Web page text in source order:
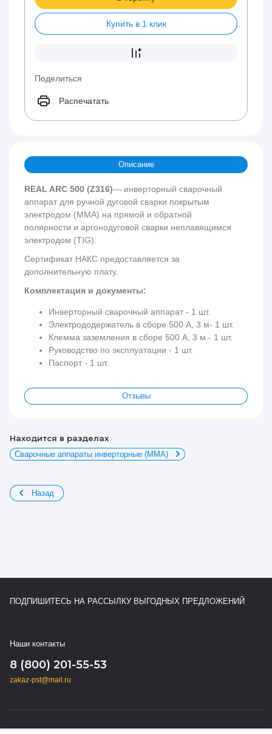
Купить в 1 клик
Поделиться
Распечатать
Описание
REAL ARC 500 (Z316)— инверторный сварочный
аппарат для ручной дуговой сварки покрытым
электродом (MMA) на прямой и обратной
полярности и аргонодуговой сварки неплавящимся
электродом (TIG).
Сертификат НАКС предоставляется за
дополнительную плату.
Комплектация и документы:
Инверторный сварочный аппарат - 1 шт.
Электрододержатель в сборе 500 А, 3 м- 1 шт.
Клемма заземления в сборе 500 А, 3 м - 1 шт.
Руководство по эксплуатации - 1 шт.
Паспорт - 1 шт.
Отзывы
Находится в разделах
Сварочные аппараты инверторные (ММА)
Назад
ПОДПИШИТЕСЬ НА РАССЫЛКУ ВЫГОДНЫХ ПРЕДЛОЖЕНИЙ
Наши контакты
8 (800) 201-55-53
zakaz-pst@mail.ru